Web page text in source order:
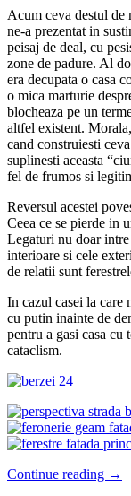
Acum ceva destul
ne-a prezentat in
peisaj de deal, cu
zone de padure. Al
era decupata o casa
o mica marturie
blocheaza pe un
altfel existent.
cand construiesti
suplinesti aceasta
fel de frumos si
Reversul acestei
Ceea ce se pierde in
Legaturi nu doar
interioare si cele
de relatii sunt
In cazul casei la care
cu putin inainte de
pentru a gasi casa
cataclism.
Continue reading →